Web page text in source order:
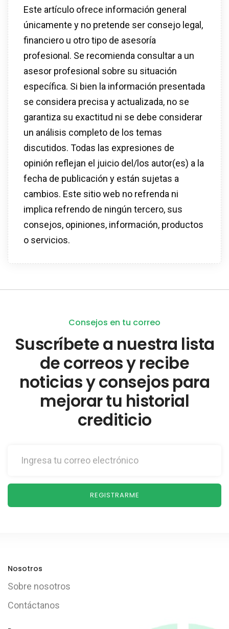
Este artículo ofrece información general
únicamente y no pretende ser consejo legal,
financiero u otro tipo de asesoría
profesional. Se recomienda consultar a un
asesor profesional sobre su situación
específica. Si bien la información presentada
se considera precisa y actualizada, no se
garantiza su exactitud ni se debe considerar
un análisis completo de los temas
discutidos. Todas las expresiones de
opinión reflejan el juicio del/los autor(es) a la
fecha de publicación y están sujetas a
cambios. Este sitio web no refrenda ni
implica refrendo de ningún tercero, sus
consejos, opiniones, información, productos
o servicios.
Consejos en tu correo
Suscríbete a nuestra lista
de correos y recibe
noticias y consejos para
mejorar tu historial
crediticio
REGISTRARME
Nosotros
Sobre nosotros
Contáctanos